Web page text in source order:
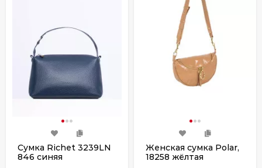
Сумка Richet 3239LN
846 синяя
Женская сумка Polar,
18258 жёлтая